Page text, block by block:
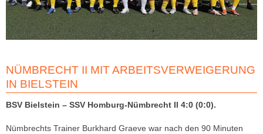
NÜMBRECHT II MIT ARBEITSVERWEIGERUNG
IN BIELSTEIN
BSV Bielstein – SSV Homburg-Nümbrecht II 4:0 (0:0).
Nümbrechts Trainer Burkhard Graeve war nach den 90 Minuten